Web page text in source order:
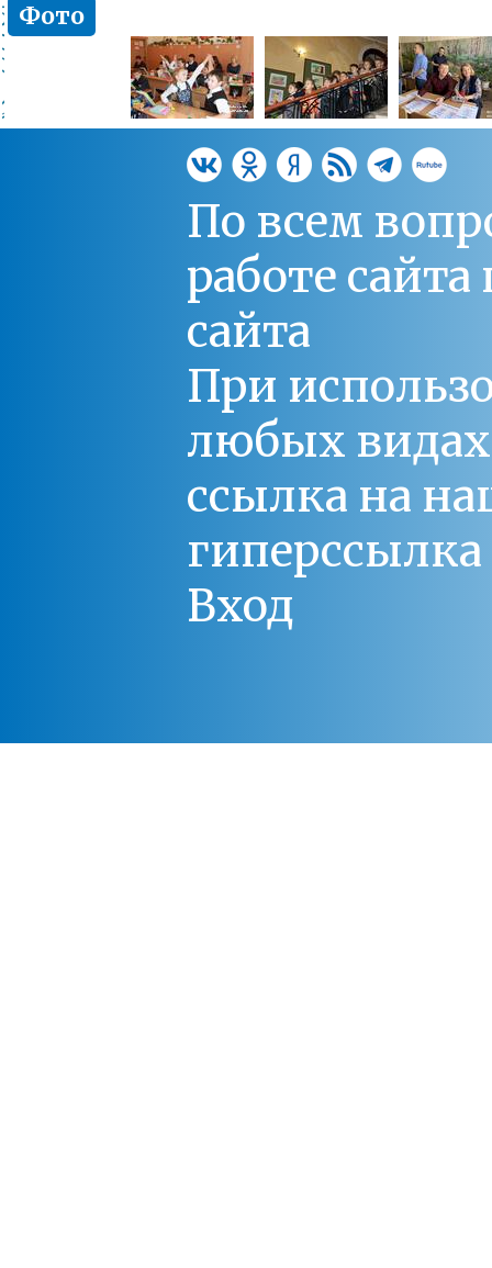
Фото
По всем
работе
сайта
При
любых
ссылка на
Вход